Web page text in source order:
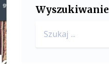
Wyszukiwanie
for: